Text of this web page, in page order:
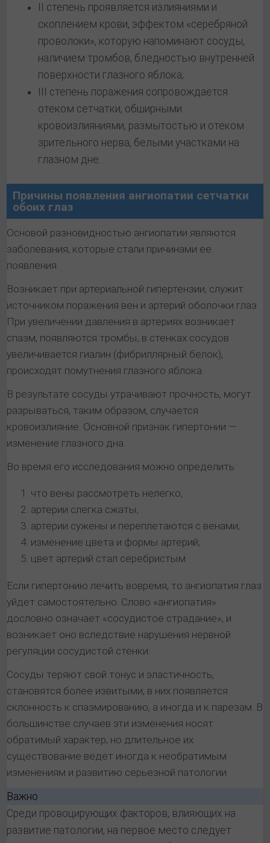
II степень проявляется излияниями и
скоплением крови, эффектом «серебряной
проволоки», которую напоминают сосуды,
наличием тромбов, бледностью внутренней
поверхности глазного яблока;
III степень поражения сопровождается
отеком сетчатки, обширными
кровоизлияниями, размытостью и отеком
зрительного нерва, белыми участками на
глазном дне.
Причины появления ангиопатии сетчатки
обоих глаз
Основой разновидностью ангиопатии являются
заболевания, которые стали причинами ее
появления.
Возникает при артериальной гипертензии, служит
источником поражения вен и артерий оболочки глаз.
При увеличении давления в артериях возникает
спазм, появляются тромбы, в стенках сосудов
увеличивается гиалин (фибриллярный белок),
происходят помутнения глазного яблока.
В результате сосуды утрачивают прочность, могут
разрываться, таким образом, случается
кровоизлияние. Основной признак гипертонии —
изменение глазного дна.
Во время его исследования можно определить:
что вены рассмотреть нелегко,
артерии слегка сжаты;
артерии сужены и переплетаются с венами;
изменение цвета и формы артерий;
цвет артерий стал серебристым.
Если гипертонию лечить вовремя, то ангиопатия глаз
уйдет самостоятельно. Слово «ангиопатия»
дословно означает «сосудистое страдание», и
возникает оно вследствие нарушения нервной
регуляции сосудистой стенки.
Сосуды теряют свой тонус и эластичность,
становятся более извитыми, в них появляется
склонность к спазмированию, а иногда и к парезам. В
большинстве случаев эти изменения носят
обратимый характер, но длительное их
существование ведет иногда к необратимым
изменениям и развитию серьезной патологии.
Важно
Среди провоцирующих факторов, влияющих на
развитие патологии, на первое место следует